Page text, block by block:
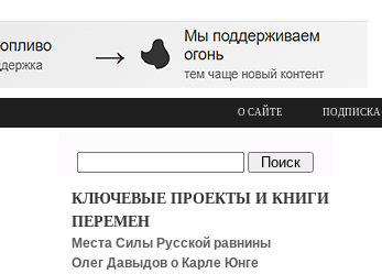
О САЙТЕ ПОДПИСКА
КЛЮЧЕВЫЕ ПРОЕКТЫ И КНИГИ
ПЕРЕМЕН
Места Силы Русской равнины
Олег Давыдов о Карле Юнге